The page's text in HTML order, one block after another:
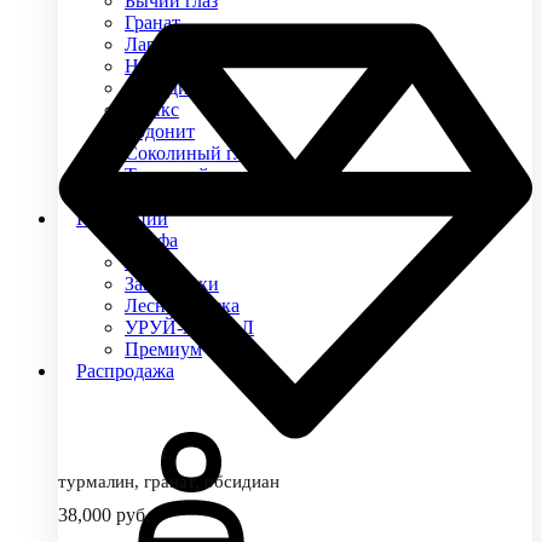
Гранат
Ларвикит
Нефрит
Обсидиан
Оникс
Родонит
Соколиный глаз
Тигровый глаз
Коллекции
Альфа
Защитники
Лесная сказка
УРУЙ-АЙХАЛ
Премиум
Распродажа
турмалин, гранат, обсидиан
38,000 руб.